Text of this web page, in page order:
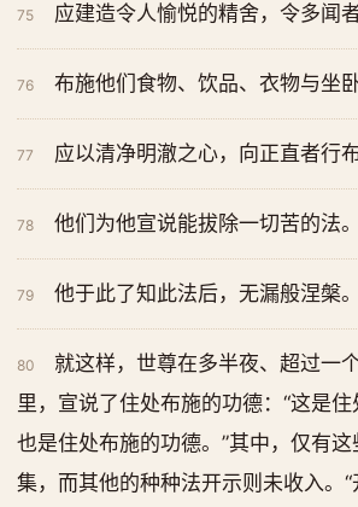
75 应建造令人愉悦的精舍，令多闻
76 布施他们食物、饮品、衣物与坐卧
77 应以清净明澈之心，向正直者行布
78 他们为他宣说能拔除一切苦的法。
79 他于此了知此法后，无漏般涅槃。
80
就这样，世尊在多半夜、超过一
里，宣说了住处布施的功德：“这是
也是住处布施的功德。”其中，仅有
集，而其他的种种法开示则未收入。“